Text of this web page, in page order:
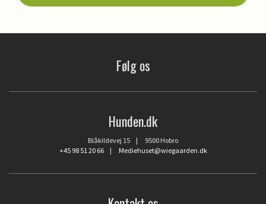
Følg os
Hunden.dk
Blåkildevej 15 | 9500 Hobro
+45 98 51 20 66| Mediehuset@wiegaarden.dk